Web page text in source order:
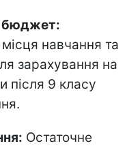
бюджет:
навчання та
зарахування на
після 9 класу
Остаточне